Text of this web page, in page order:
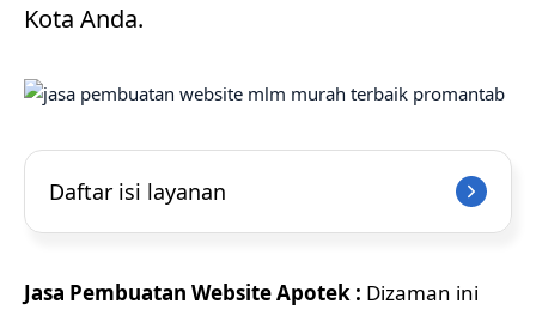
Kota Anda.
Daftar isi layanan
Jasa Pembuatan Website Apotek : Dizaman ini